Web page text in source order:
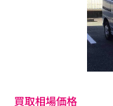
買取相場価格